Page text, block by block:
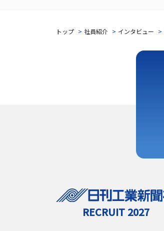
トップ 社員紹介 インタビュー
RECRUIT 2027